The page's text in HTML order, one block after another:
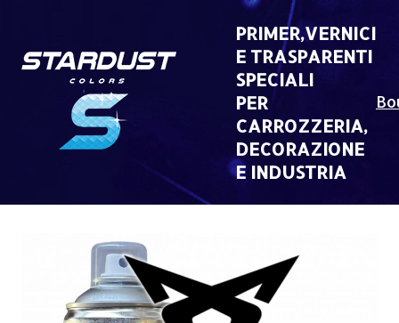
PRIMER,VERNICI
E TRASPARENTI
SPECIALI
PER
CARROZZERIA,
DECORAZIONE
E INDUSTRIA